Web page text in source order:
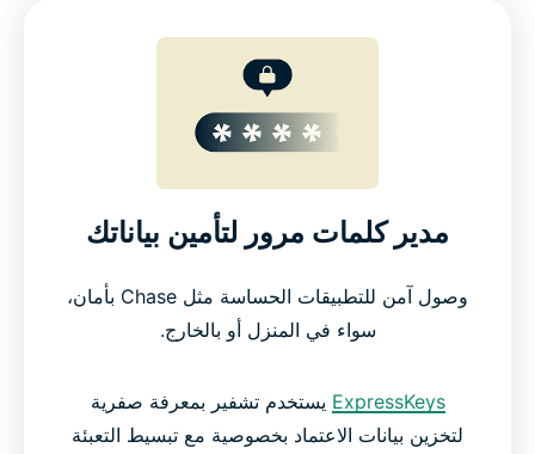
مدير كلمات مرور لتأمين بياناتك
وصول آمن للتطبيقات الحساسة مثل Chase بأمان،
سواء في المنزل أو بالخارج.
ExpressKeys يستخدم تشفير بمعرفة صفرية
لتخزين بيانات الاعتماد بخصوصية مع تبسيط التعبئة